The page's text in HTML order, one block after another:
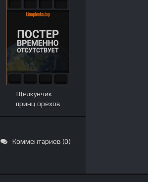
Щелкунчик —
принц орехов
Комментариев (0)